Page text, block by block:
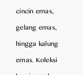
cincin emas,
gelang emas,
hingga kalung
emas. Koleksi